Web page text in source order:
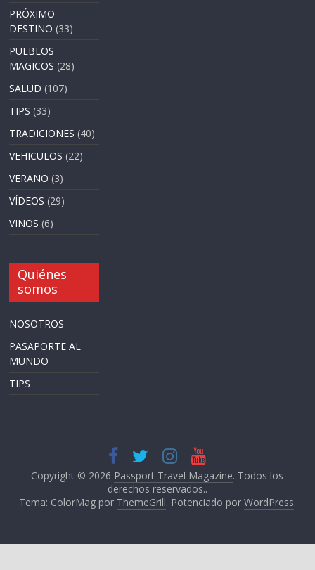
PRÓXIMO
DESTINO (33)
PUEBLOS
MAGICOS (28)
SALUD (107)
TIPS (33)
TRADICIONES (40)
VEHICULOS (22)
VERANO (3)
VÍDEOS (29)
VINOS (6)
Quiénes
somos
NOSOTROS
PASAPORTE AL
MUNDO
TIPS
Copyright © 2026 Passport Travel Magazine. Todos los
derechos reservados..
Tema: ColorMag por ThemeGrill. Potenciado por WordPress.